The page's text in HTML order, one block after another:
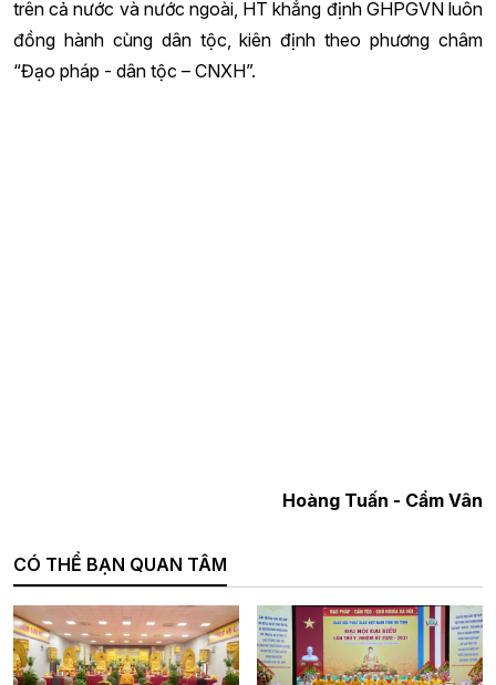
trên cả nước và nước ngoài, HT khẳng định GHPGVN luôn
đồng hành cùng dân tộc, kiên định theo phương châm
“Đạo pháp - dân tộc – CNXH”.
Hoàng Tuấn - Cẩm Vân
CÓ THỂ BẠN QUAN TÂM